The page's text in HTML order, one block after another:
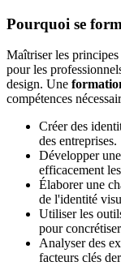
Pourquoi se
Maîtriser les
pour les
design. Une
compétences
Créer des
des entreprises.
Développer
efficacement
Élaborer une
de l'identité
Utiliser les
pour
Analyser des
facteurs clés